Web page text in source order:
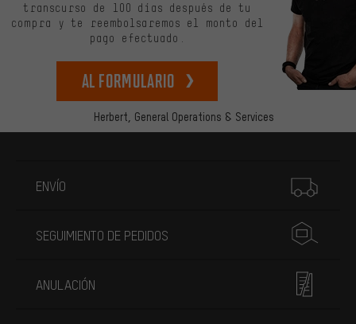
Herbert, General Operations & Services
transcurso de 100 días después de tu
compra y te reembolsaremos el monto del
pago efectuado.
Al formulario
ENVÍO
SEGUIMIENTO DE PEDIDOS
ANULACIÓN